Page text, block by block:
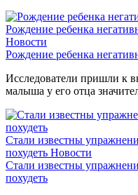
Рождение ребенка
Новости
Рождение ребенка
Исследователи пришли к
малыша у его отца
Стали известны
похудеть Новости
Стали известны
похудеть